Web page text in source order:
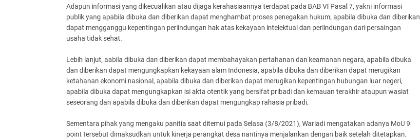
Adapun informasi yang dikecualikan atau dijaga kerahasiaannya terdapat pada BAB VI Pasal 7, yakni informasi
publik yang apabila dibuka dan diberikan dapat menghambat proses penegakan hukum, apabila dibuka dan diberikan
dapat mengganggu kepentingan perlindungan hak atas kekayaan intelektual dan perlindungan dari persaingan
usaha tidak sehat.
Lebih lanjut, aabila dibuka dan diberikan dapat membahayakan pertahanan dan keamanan negara, apabila dibuka
dan diberikan dapat mengungkapkan kekayaan alam Indonesia, apabila dibuka dan diberikan dapat merugikan
ketahanan ekonomi nasional, apabila dibuka dan diberikan dapat merugikan kepentingan hubungan luar negeri,
apabila dibuka dapat mengungkapkan isi akta otentik yang bersifat pribadi dan kemauan terakhir ataupun wasiat
seseorang dan apabila dibuka dan diberikan dapat mengungkap rahasia pribadi.
Sementara pihak yang mengaku panitia saat ditemui pada Selasa (3/8/2021), Wariadi mengatakan adanya MoU 9
point tersebut dimaksudkan untuk kinerja perangkat desa nantinya menjalankan dengan baik setelah ditetapkan.